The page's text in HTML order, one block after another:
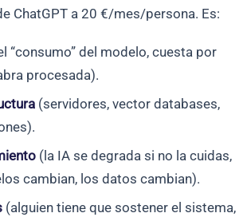
ChatGPT a 20 €/mes/persona. Es:
“consumo” del modelo, cuesta por
procesada).
(servidores, vector databases,
(la IA se degrada si no la cuidas,
cambian, los datos cambian).
(alguien tiene que sostener el sistema,